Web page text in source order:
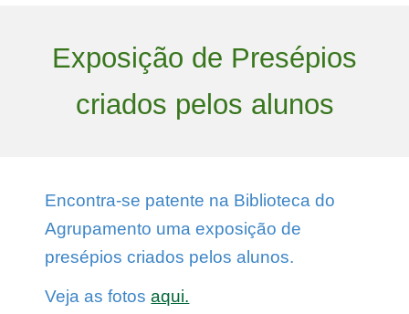
Exposição de Presépios
criados pelos alunos
Encontra-se patente na Biblioteca do
Agrupamento uma exposição de
presépios criados pelos alunos.
Veja as fotosaqui.